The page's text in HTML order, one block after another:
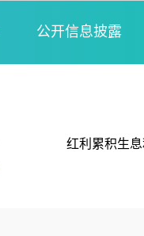
公开信息披露
红利累积生